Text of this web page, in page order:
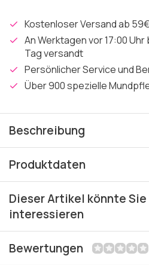
Kostenloser Versand ab 59€
An Werktagen vor 17:00
Tag versandt
Persönlicher Service und
Über 900 spezielle
Beschreibung
Produktdaten
Dieser Artikel könnte Sie
interessieren
Bewertungen